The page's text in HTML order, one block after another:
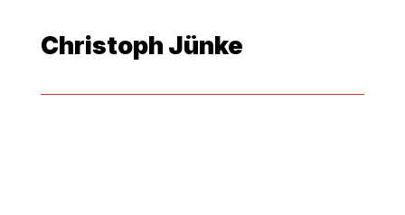
Christoph Jünke